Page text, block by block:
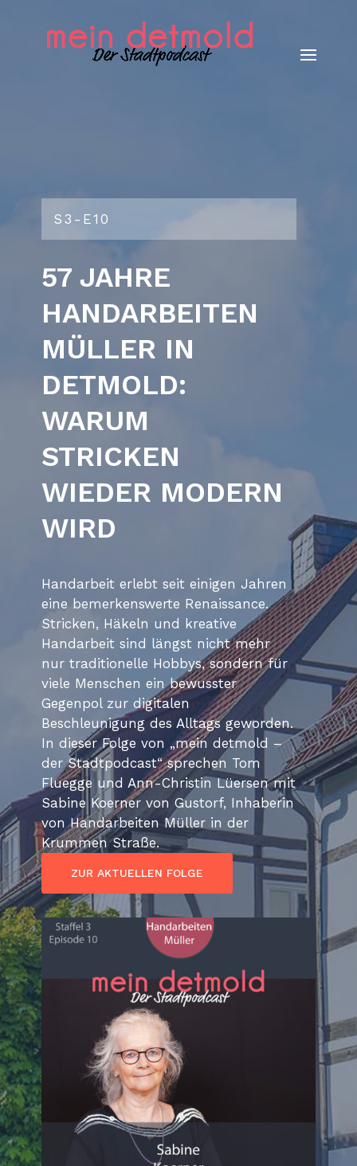
S3-E10
57 JAHRE
HANDARBEITEN
MÜLLER IN
DETMOLD:
WARUM
STRICKEN
WIEDER MODERN
WIRD
Handarbeit erlebt seit einigen Jahren
eine bemerkenswerte Renaissance.
Stricken, Häkeln und kreative
Handarbeit sind längst nicht mehr
nur traditionelle Hobbys, sondern für
viele Menschen ein bewusster
Gegenpol zur digitalen
Beschleunigung des Alltags geworden.
In dieser Folge von „mein detmold –
der Stadtpodcast“ sprechen Tom
Fluegge und Ann-Christin Lüersen mit
Sabine Koerner von Gustorf, Inhaberin
von Handarbeiten Müller in der
Krummen Straße.
ZUR AKTUELLEN FOLGE